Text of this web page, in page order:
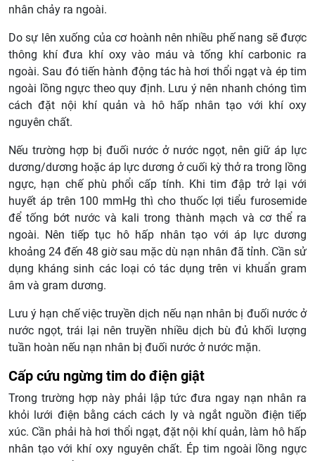
nhân chảy ra ngoài.
Do sự lên xuống của cơ hoành nên nhiều phế nang sẽ được
thông khí đưa khí oxy vào máu và tống khí carbonic ra
ngoài. Sau đó tiến hành động tác hà hơi thổi ngạt và ép tim
ngoài lồng ngực theo quy định. Lưu ý nên nhanh chóng tìm
cách đặt nội khí quản và hô hấp nhân tạo với khí oxy
nguyên chất.
Nếu trường hợp bị đuối nước ở nước ngọt, nên giữ áp lực
dương/dương hoặc áp lực dương ở cuối kỳ thở ra trong lồng
ngực, hạn chế phù phổi cấp tính. Khi tim đập trở lại với
huyết áp trên 100 mmHg thì cho thuốc lợi tiểu furosemide
để tống bớt nước và kali trong thành mạch và cơ thể ra
ngoài. Nên tiếp tục hô hấp nhân tạo với áp lực dương
khoảng 24 đến 48 giờ sau mặc dù nạn nhân đã tỉnh. Cần sử
dụng kháng sinh các loại có tác dụng trên vi khuẩn gram
âm và gram dương.
Lưu ý hạn chế việc truyền dịch nếu nạn nhân bị đuối nước ở
nước ngọt, trái lại nên truyền nhiều dịch bù đủ khối lượng
tuần hoàn nếu nạn nhân bị đuối nước ở nước mặn.
Cấp cứu ngừng tim do điện giật
Trong trường hợp này phải lập tức đưa ngay nạn nhân ra
khỏi lưới điện bằng cách cách ly và ngắt nguồn điện tiếp
xúc. Cần phải hà hơi thổi ngạt, đặt nội khí quản, làm hô hấp
nhân tạo với khí oxy nguyên chất. Ép tim ngoài lồng ngực